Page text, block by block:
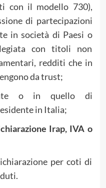
con il modello 730),
di partecipazioni
in società di Paesi o
con titoli non
redditi che in
da trust;
o in quello di
in Italia;
Irap, IVA o
per coti di